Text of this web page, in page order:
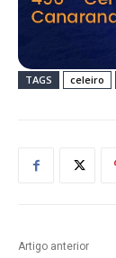
TAGS celeiro
Artigo anterior